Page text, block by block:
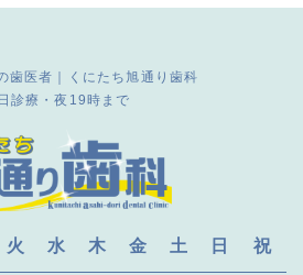
歯医者｜くにたち旭通り歯科
診療・夜19時まで
火 水 木 金 土 日 祝